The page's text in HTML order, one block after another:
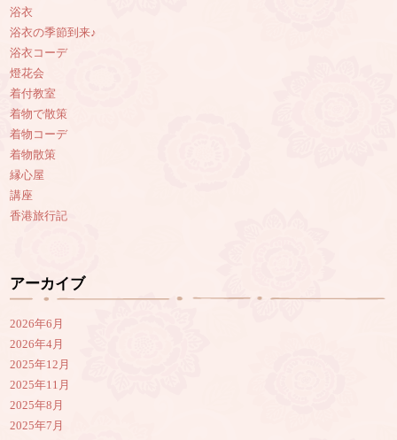
浴衣
浴衣の季節到来♪
浴衣コーデ
燈花会
着付教室
着物で散策
着物コーデ
着物散策
縁心屋
講座
香港旅行記
アーカイブ
2026年6月
2026年4月
2025年12月
2025年11月
2025年8月
2025年7月